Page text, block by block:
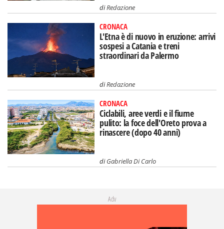
diRedazione
CRONACA
L'Etna è di nuovo in eruzione: arrivi
sospesi a Catania e treni
straordinari da Palermo
diRedazione
CRONACA
Ciclabili, aree verdi e il fiume
pulito: la foce dell'Oreto prova a
rinascere (dopo 40 anni)
diGabriella Di Carlo
Adv